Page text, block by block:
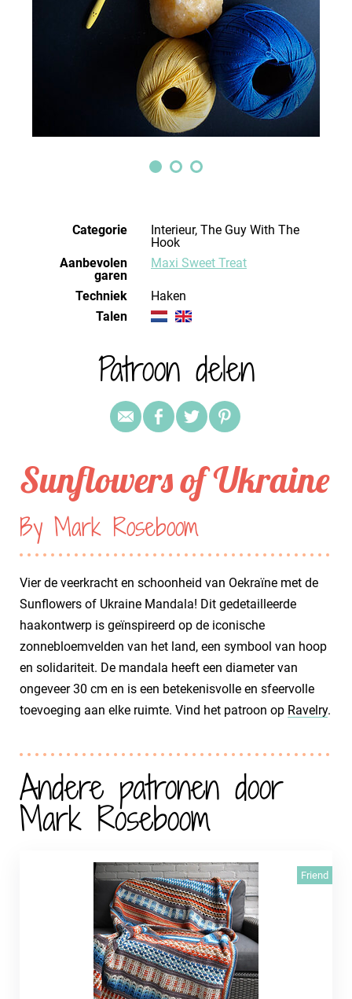
Categorie
Interieur, The Guy With The
Hook
Aanbevolen
garen
Maxi Sweet Treat
Techniek
haken
Talen
Patroon delen
Sunflowers of Ukraine
By Mark Roseboom
Vier de veerkracht en schoonheid van Oekraïne met de
Sunflowers of Ukraine Mandala! Dit gedetailleerde
haakontwerp is geïnspireerd op de iconische
zonnebloemvelden van het land, een symbool van hoop
en solidariteit. De mandala heeft een diameter van
ongeveer 30 cm en is een betekenisvolle en sfeervolle
toevoeging aan elke ruimte. Vind het patroon op Ravelry.
Andere patronen door
Mark Roseboom
Friend